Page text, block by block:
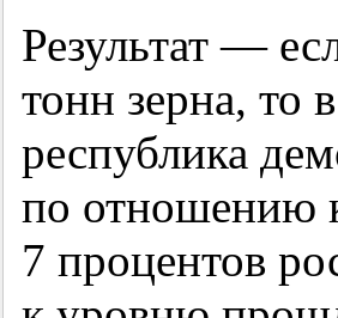
Результат —
тонн зерна, то
республика
по отношению
7 процентов